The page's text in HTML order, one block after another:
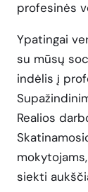
profesinės
Ypatingai
su mūsų
indėlis į
Realios
siekti